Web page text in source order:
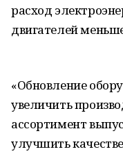
расход
двигателей
«Обновление
увеличить
ассортимент
улучшить